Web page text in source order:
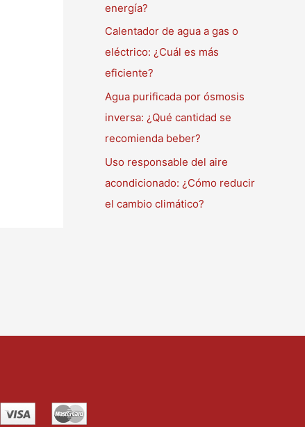
energía?
Calentador de agua a gas o
eléctrico: ¿Cuál es más
eficiente?
Agua purificada por ósmosis
inversa: ¿Qué cantidad se
recomienda beber?
Uso responsable del aire
acondicionado: ¿Cómo reducir
el cambio climático?